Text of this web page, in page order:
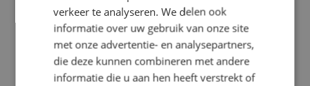
residuos de PE y los transforma de
nuevo en nuevas placas de PE para
los comederos de VERBA. Un bonito
ciclo circular cerrado.
verkeer te analyseren. We delen ook
informatie over uw gebruik van onze site
met onze advertentie- en analysepartners,
die deze kunnen combineren met andere
informatie die u aan hen heeft verstrekt of